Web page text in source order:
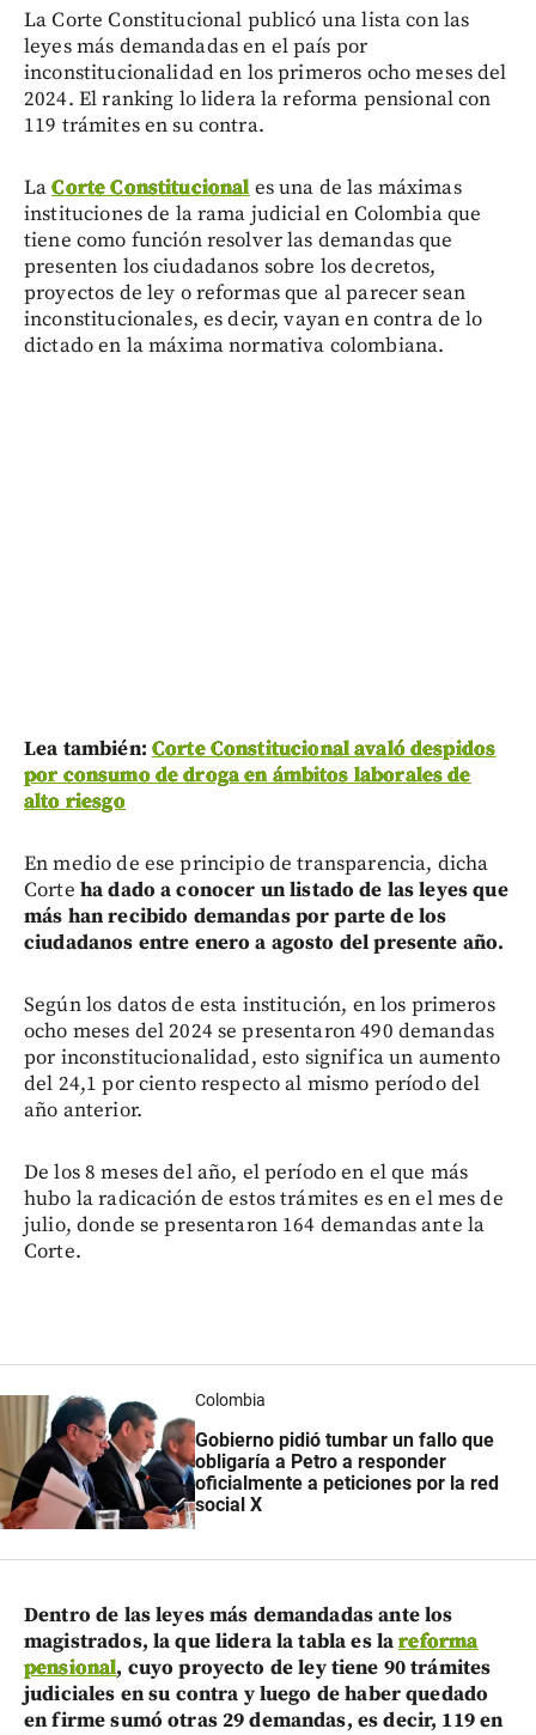
La Corte Constitucional publicó una lista con las
leyes más demandadas en el país por
inconstitucionalidad en los primeros ocho meses del
2024. El ranking lo lidera la reforma pensional con
119 trámites en su contra.
LaCorte Constitucionales una de las máximas
instituciones de la rama judicial en Colombia que
tiene como función resolver las demandas que
presenten los ciudadanos sobre los decretos,
proyectos de ley o reformas que al parecer sean
inconstitucionales, es decir, vayan en contra de lo
dictado en la máxima normativa colombiana.
Lea también: Corte Constitucional avaló despidos
por consumo de droga en ámbitos laborales de
alto riesgo
En medio de ese principio de transparencia, dicha
Corte ha dado a conocer un listado de las leyes que
más han recibido demandas por parte de los
ciudadanos entre enero a agosto del presente año.
Según los datos de esta institución, en los primeros
ocho meses del 2024 se presentaron 490 demandas
por inconstitucionalidad, esto significa un aumento
del 24,1 por ciento respecto al mismo período del
año anterior.
De los 8 meses del año, el período en el que más
hubo la radicación de estos trámites es en el mes de
julio, donde se presentaron 164 demandas ante la
Corte.
Colombia
Gobierno pidió tumbar un fallo que
obligaría a Petro a responder
oficialmente a peticiones por la red
social X
Dentro de las leyes más demandadas ante los
magistrados, la que lidera la tabla es lareforma
pensional, cuyo proyecto de ley tiene 90 trámites
judiciales en su contra y luego de haber quedado
en firme sumó otras 29 demandas, es decir, 119 en